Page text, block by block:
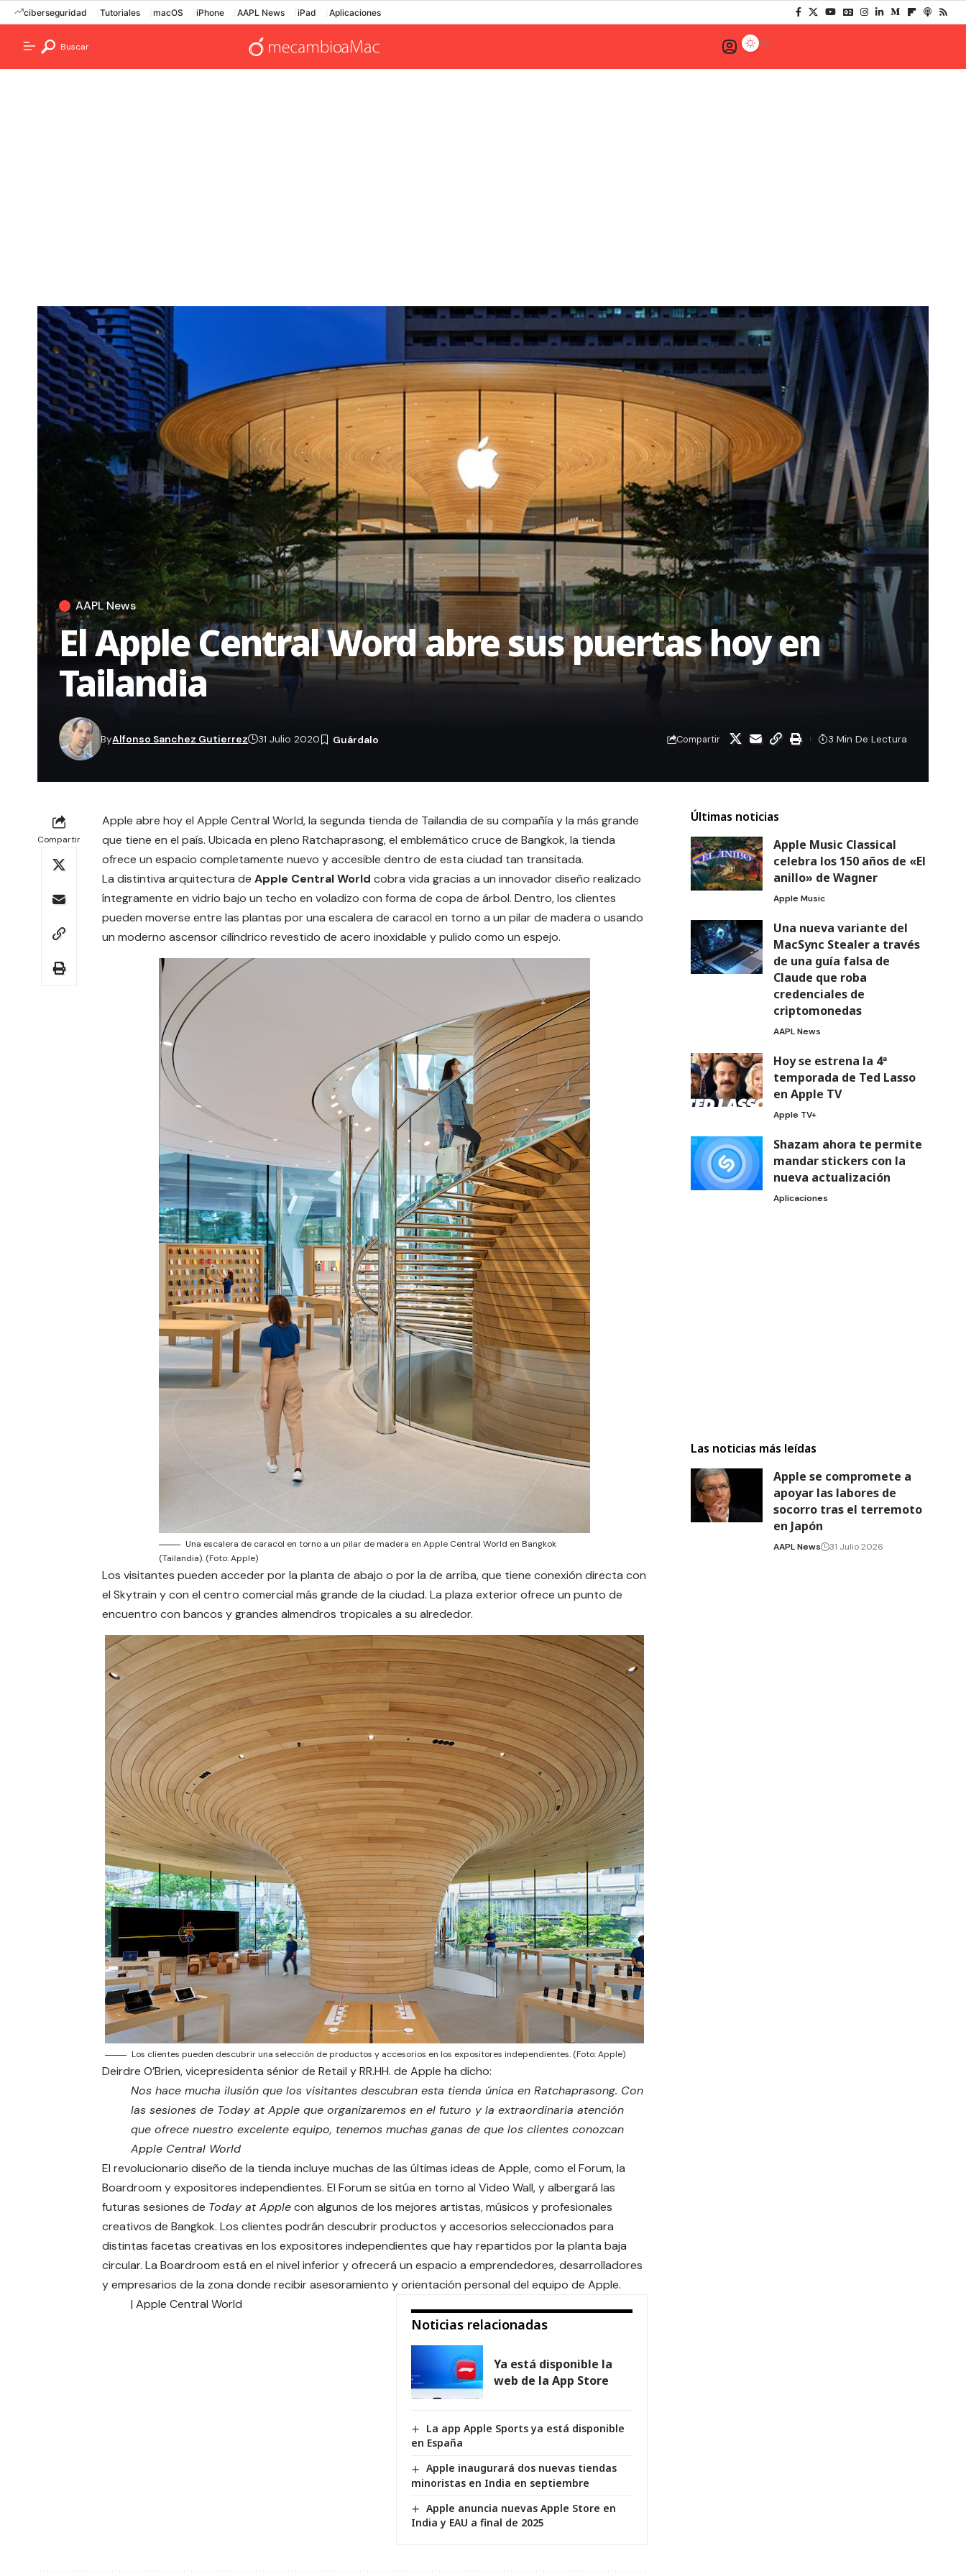
ciberseguridad Tutoriales macOS iPhone AAPL News iPad Aplicaciones
Buscar
AAPL News
El Apple Central Word abre sus puertas hoy en
Tailandia
ByAlfonso Sanchez Gutierrez 31 Julio 2020 Compartir 3 Min De Lectura
Compartir
Apple abre hoy el Apple Central World, la segunda tienda de Tailandia de su compañía y la más grande
que tiene en el país. Ubicada en pleno Ratchaprasong, el emblemático cruce de Bangkok, la tienda
ofrece un espacio completamente nuevo y accesible dentro de esta ciudad tan transitada.
La distintiva arquitectura de Apple Central World cobra vida gracias a un innovador diseño realizado
íntegramente en vidrio bajo un techo en voladizo con forma de copa de árbol. Dentro, los clientes
pueden moverse entre las plantas por una escalera de caracol en torno a un pilar de madera o usando
un moderno ascensor cilíndrico revestido de acero inoxidable y pulido como un espejo.
Una escalera de caracol en torno a un pilar de madera en Apple Central World en Bangkok
(Tailandia). (Foto: Apple)
Los visitantes pueden acceder por la planta de abajo o por la de arriba, que tiene conexión directa con
el Skytrain y con el centro comercial más grande de la ciudad. La plaza exterior ofrece un punto de
encuentro con bancos y grandes almendros tropicales a su alrededor.
Los clientes pueden descubrir una selección de productos y accesorios en los expositores independientes. (Foto: Apple)
Deirdre O’Brien, vicepresidenta sénior de Retail y RR.HH. de Apple ha dicho:
Nos hace mucha ilusión que los visitantes descubran esta tienda única en Ratchaprasong. Con
las sesiones de Today at Apple que organizaremos en el futuro y la extraordinaria atención
que ofrece nuestro excelente equipo, tenemos muchas ganas de que los clientes conozcan
Apple Central World
El revolucionario diseño de la tienda incluye muchas de las últimas ideas de Apple, como el Forum, la
Boardroom y expositores independientes. El Forum se sitúa en torno al Video Wall, y albergará las
futuras sesiones de Today at Applecon algunos de los mejores artistas, músicos y profesionales
creativos de Bangkok. Los clientes podrán descubrir productos y accesorios seleccionados para
distintas facetas creativas en los expositores independientes que hay repartidos por la planta baja
circular. La Boardroom está en el nivel inferior y ofrecerá un espacio a emprendedores, desarrolladores
y empresarios de la zona donde recibir asesoramiento y orientación personal del equipo de Apple.
Noticias relacionadas
Ya está disponible la
web de la App Store
La app Apple Sports ya está disponible
en España
Apple inaugurará dos nuevas tiendas
minoristas en India en septiembre
Apple anuncia nuevas Apple Store en
India y EAU a final de 2025
| Apple Central World
Últimas noticias
Apple Music Classical
celebra los 150 años de «El
anillo» de Wagner
Apple Music
Una nueva variante del
MacSync Stealer a través
de una guía falsa de
Claude que roba
credenciales de
criptomonedas
AAPL News
Hoy se estrena la 4ª
temporada de Ted Lasso
en Apple TV
Apple TV+
Shazam ahora te permite
mandar stickers con la
nueva actualización
Aplicaciones
Las noticias más leídas
Apple se compromete a
apoyar las labores de
socorro tras el terremoto
en Japón
AAPL News 31 Julio 2026